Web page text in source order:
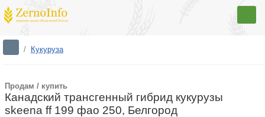
/ Кукуруза
Продам / купить
Канадский трансгенный гибрид кукурузы
skeena ff 199 фао 250, Белгород